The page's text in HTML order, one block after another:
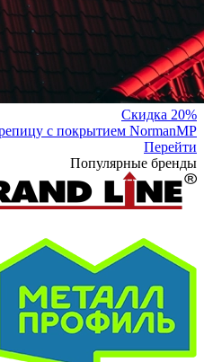
Скидка 20%
с покрытием NormanMP
Перейти
Популярные бренды